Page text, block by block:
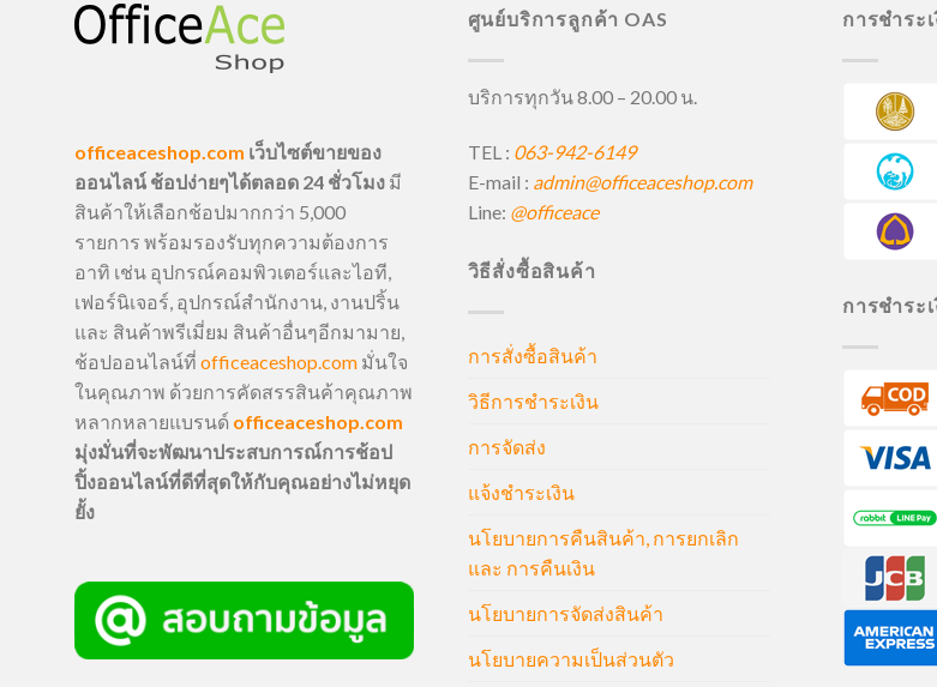
officeaceshop.com เว็บไซต์ขายของ
ออนไลน์ ช้อปง่ายๆได้ตลอด 24 ชั่วโมง มี
สินค้าให้เลือกช้อปมากกว่า 5,000
รายการ พร้อมรองรับทุกความต้องการ
อาทิ เช่น อุปกรณ์คอมพิวเตอร์และไอที,
เฟอร์นิเจอร์, อุปกรณ์สำนักงาน, งานปริ้น
และ สินค้าพรีเมี่ยม สินค้าอื่นๆอีกมามาย,
ช้อปออนไลน์ที่ officeaceshop.com มั่นใจ
ในคุณภาพ ด้วยการคัดสรรสินค้าคุณภาพ
หลากหลายแบรนด์ officeaceshop.com
มุ่งมั่นที่จะพัฒนาประสบการณ์การช้อป
ปิ้งออนไลน์ที่ดีที่สุดให้กับคุณอย่างไม่หยุด
ยั้ง
ศูนย์บริการลูกค้า OAS
บริการทุกวัน 8.00 – 20.00 น.
TEL : 063-942-6149
E-mail : admin@officeaceshop.com
Line: @officeace
วิธีสั่งซื้อสินค้า
การสั่งซื้อสินค้า
วิธีการชำระเงิน
การจัดส่ง
แจ้งชำระเงิน
นโยบายการคืนสินค้า, การยกเลิก
และ การคืนเงิน
นโยบายการจัดส่งสินค้า
นโยบายความเป็นส่วนตัว
การชำระ
การชำระ